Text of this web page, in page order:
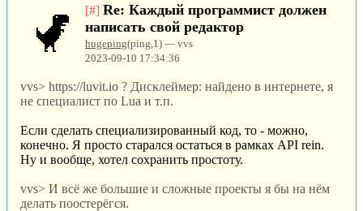
[#] Re: Каждый программист должен
написать свой редактор
hugeping(ping,1) — vvs
2023-09-10 17:34:36
vvs> https://luvit.io ? Дисклеймер: найдено в интернете, я
не специалист по Lua и т.п.
Если сделать специализированный код, то - можно,
конечно. Я просто старался остаться в рамках API rein.
Ну и вообще, хотел сохранить простоту.
vvs> И всё же большие и сложные проекты я бы на нём
делать поостерёгся.